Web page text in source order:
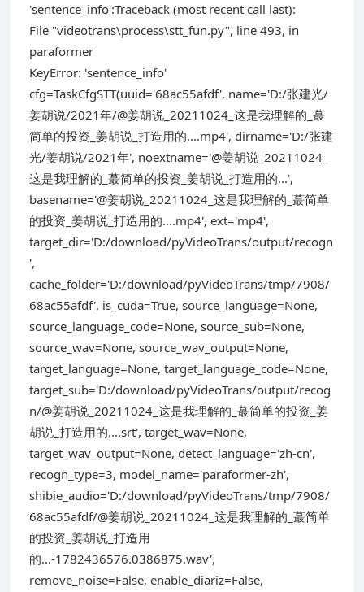
'sentence_info':Traceback (most recent call last):
File "videotrans\process\stt_fun.py", line 493, in
paraformer
KeyError: 'sentence_info'
cfg=TaskCfgSTT(uuid='68ac55afdf', name='D:/张建光/
姜胡说/2021年/@姜胡说_20211024_这是我理解的_蕞
简单的投资_姜胡说_打造用的....mp4', dirname='D:/张建
光/姜胡说/2021年', noextname='@姜胡说_20211024_
这是我理解的_蕞简单的投资_姜胡说_打造用的...',
basename='@姜胡说_20211024_这是我理解的_蕞简单
的投资_姜胡说_打造用的....mp4', ext='mp4',
target_dir='D:/download/pyVideoTrans/output/recogn
',
cache_folder='D:/download/pyVideoTrans/tmp/7908/
68ac55afdf', is_cuda=True, source_language=None,
source_language_code=None, source_sub=None,
source_wav=None, source_wav_output=None,
target_language=None, target_language_code=None,
target_sub='D:/download/pyVideoTrans/output/recog
n/@姜胡说_20211024_这是我理解的_蕞简单的投资_姜
胡说_打造用的....srt', target_wav=None,
target_wav_output=None, detect_language='zh-cn',
recogn_type=3, model_name='paraformer-zh',
shibie_audio='D:/download/pyVideoTrans/tmp/7908/
68ac55afdf/@姜胡说_20211024_这是我理解的_蕞简单
的投资_姜胡说_打造用
的...-1782436576.0386875.wav',
remove_noise=False, enable_diariz=False,